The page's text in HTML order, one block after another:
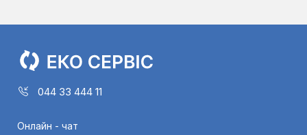
044 33 444 11
Онлайн - чат